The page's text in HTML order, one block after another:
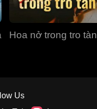
Hoa nở trong tro tàn
Us